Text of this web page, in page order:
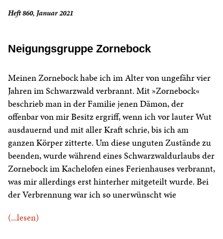
Heft 860, Januar 2021
Neigungsgruppe Zornebock
Meinen Zornebock habe ich im Alter von ungefähr vier
Jahren im Schwarzwald verbrannt. Mit »Zornebock«
beschrieb man in der Familie jenen Dämon, der
offenbar von mir Besitz ergriff, wenn ich vor lauter Wut
ausdauernd und mit aller Kraft schrie, bis ich am
ganzen Körper zitterte. Um diese unguten Zustände zu
beenden, wurde während eines Schwarzwaldurlaubs der
Zornebock im Kachelofen eines Ferienhauses verbrannt,
was mir allerdings erst hinterher mitgeteilt wurde. Bei
der Verbrennung war ich so unerwünscht wie
(...lesen)